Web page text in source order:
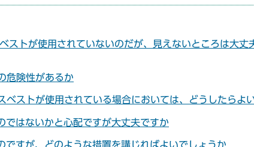
ストが使用されていないのだが、見えないところは大丈
危険性があるか
ストが使用されている場合においては、どうしたらよ
はないかと心配ですが大丈夫ですか
すが、どのような措置を講じればよいでしょうか